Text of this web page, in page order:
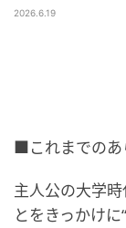
2026.6.19
■これまでのあ
主人公の大学
とをきっかけ